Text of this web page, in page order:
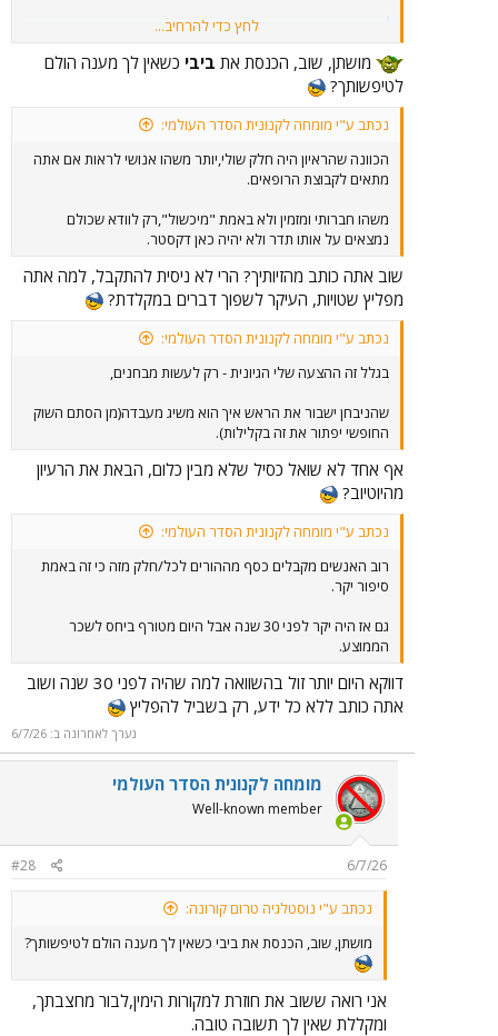
כיפה אדומה - חשיפת זאבים המתחזים לסבתות - נתניהו: בישראל שולטת ממשלת סתרים חשאית
נתניהו: בישראל שולטת ממשלת סתרים חשאית אנשים שפגשו
את בנימין נתניהו במעונו הרשמי בחודשים האחרונים שמעו ממנו
הרצאות ליליות ארוכות ומפורטות, שכמו נלקחו מתסריט
אמנם נבחר למשול פעם אחר פעם, אלא שבפועל שולט במדינה
sites.google.com
לחץ כדי להרחיב...
מושתן, שוב, הכנסת את ביבי כשאין לך מענה הולם
לטיפשותך?
נכתב ע"י מומחה לקנונית הסדר העולמי:
הכוונה שהראיון היה חלק שולי,יותר משהו אנושי לראות אם אתה
מתאים לקבוצת הרופאים.
משהו חברותי ומזמין ולא באמת "מיכשול",רק לוודא שכולם
נמצאים על אותו תדר ולא יהיה כאן דקסטר.
שוב אתה כותב מהזיותיך? הרי לא ניסית להתקבל, למה אתה
מפליץ שטויות, העיקר לשפוך דברים במקלדת?
נכתב ע"י מומחה לקנונית הסדר העולמי:
בגלל זה ההצעה שלי הגיונית - רק לעשות מבחנים,
שהניבחן ישבור את הראש איך הוא משיג מעבדה(מן הסתם השוק
החופשי יפתור את זה בקלילות).
אף אחד לא שואל כסיל שלא מבין כלום, הבאת את הרעיון
מהיוטיוב?
נכתב ע"י מומחה לקנונית הסדר העולמי:
רוב האנשים מקבלים כסף מההורים לכל/חלק מזה כי זה באמת
סיפור יקר.
גם אז היה יקר לפני 30 שנה אבל היום מטורף ביחס לשכר
הממוצע.
דווקא היום יותר זול בהשוואה למה שהיה לפני 30 שנה ושוב
אתה כותב ללא כל ידע, רק בשביל להפליץ
נערך לאחרונה ב: 6/7/26
מומחה לקנונית הסדר העולמי
Well-known member
6/7/26
#28
נכתב ע"י נוסטלגיה טרום קורונה:
מושתן, שוב, הכנסת את ביבי כשאין לך מענה הולם לטיפשותך?
אני רואה ששוב את חוזרת למקורות הימין,לבור מחצבתך,
ומקללת שאין לך תשובה טובה.